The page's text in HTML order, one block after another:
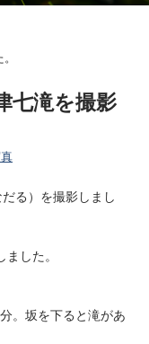
七滝を撮影
る）を撮影しまし
した。
。坂を下ると滝があ